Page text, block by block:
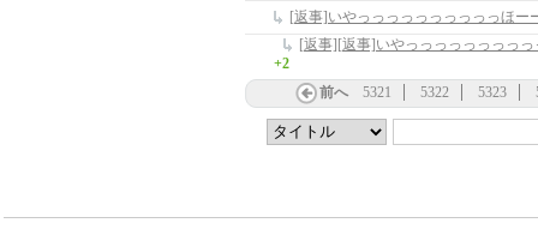
+2
前へ
5321 5322 5323